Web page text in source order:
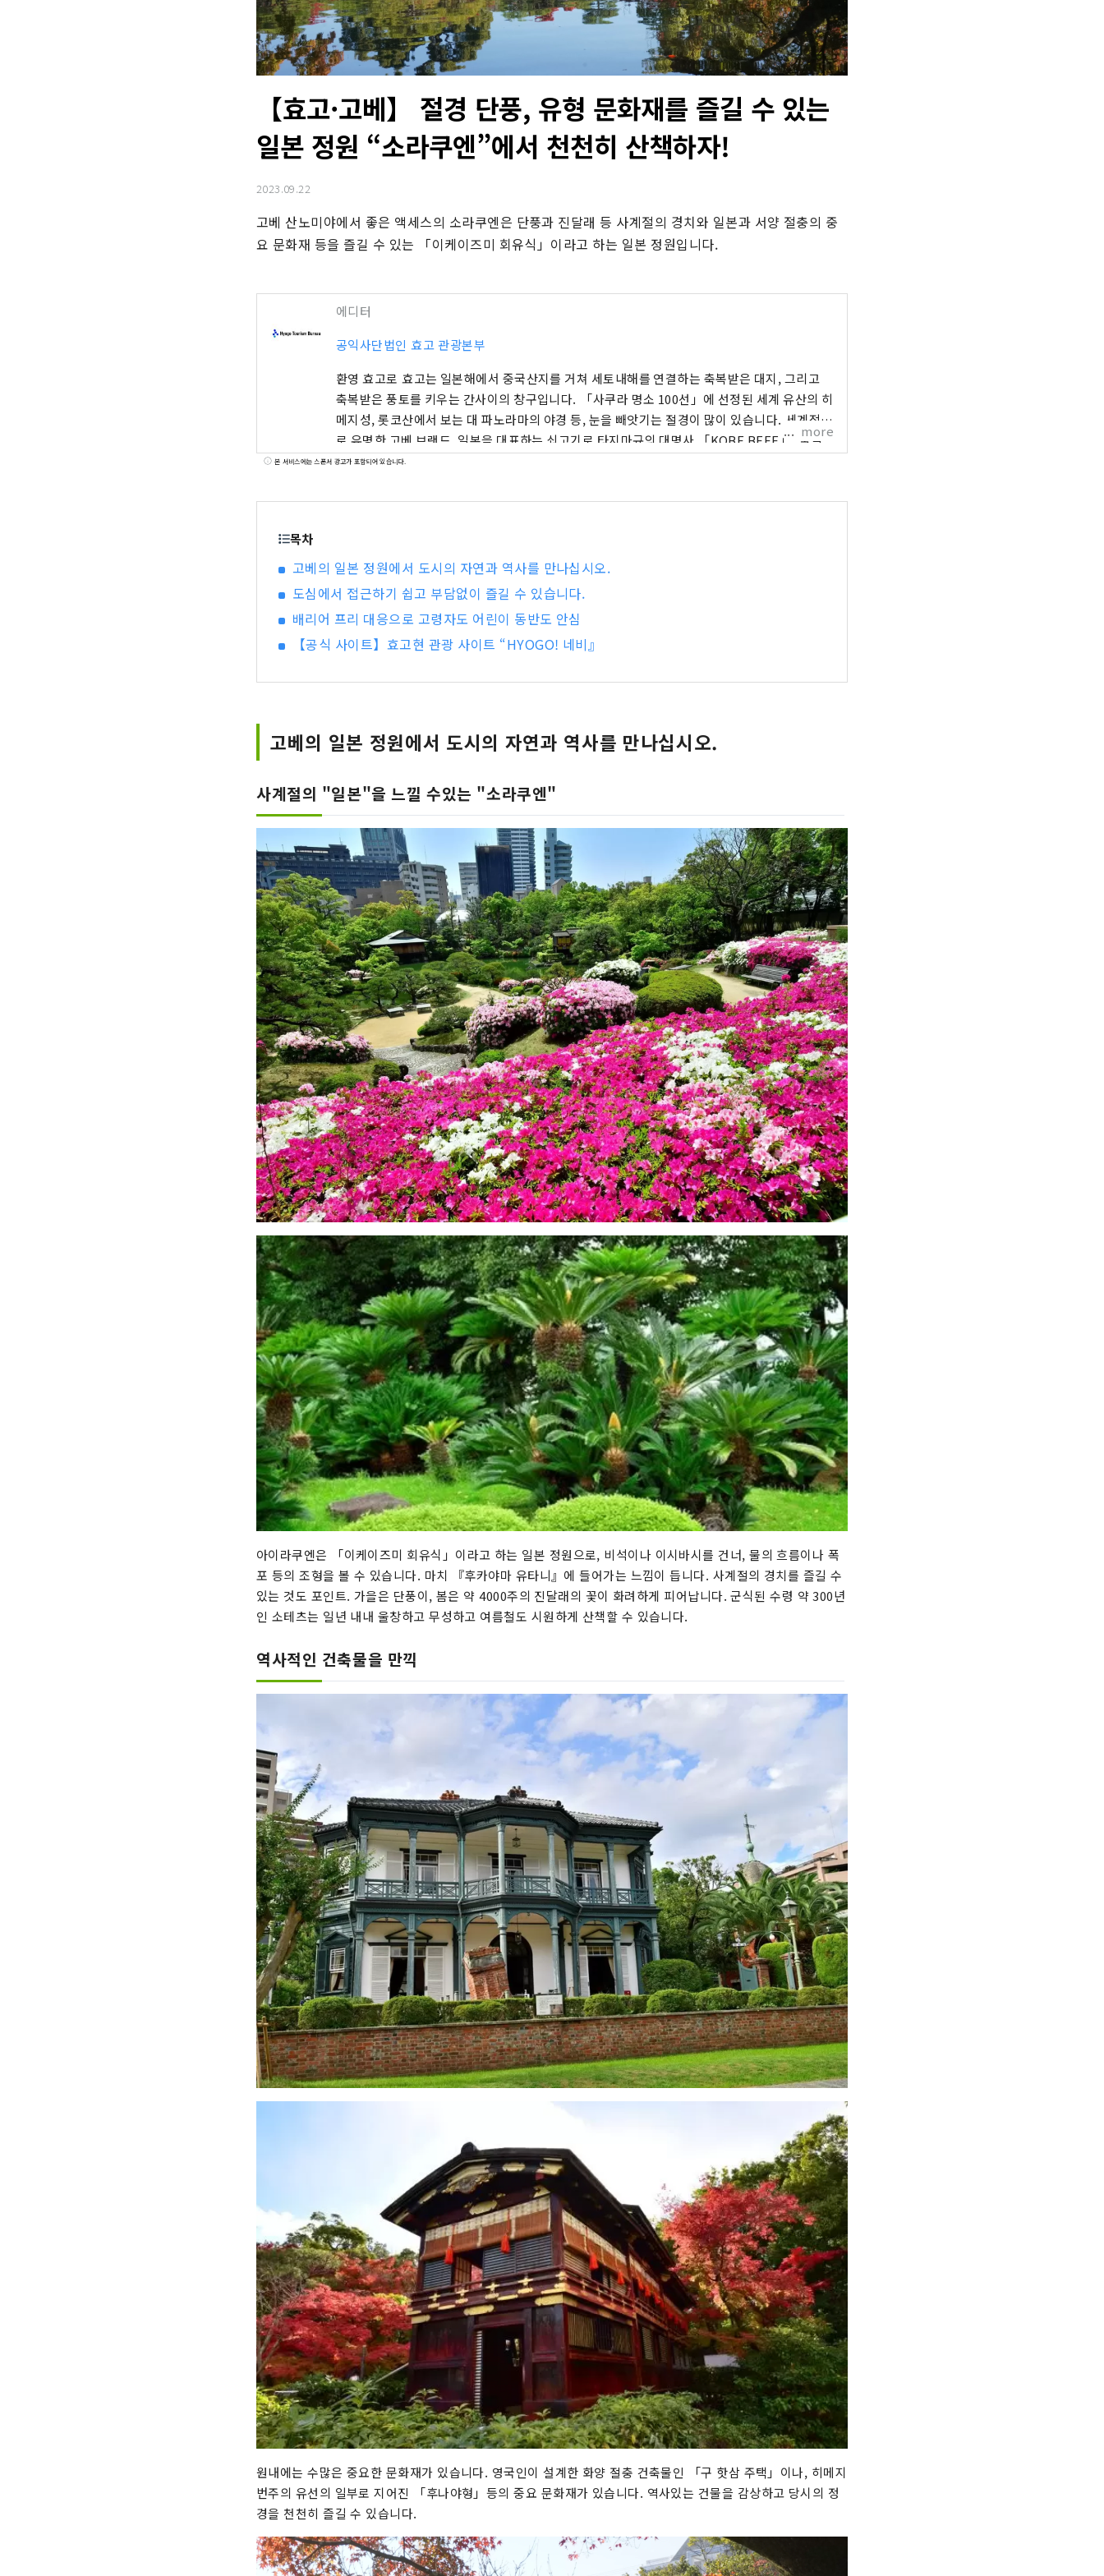
【효고·고베】 절경 단풍, 유형 문화재를 즐길 수 있는
일본 정원 “소라쿠엔”에서 천천히 산책하자!
2023.09.22
고베 산노미야에서 좋은 액세스의 소라쿠엔은 단풍과 진달래 등 사계절의 경치와 일본과 서양 절충의 중
요 문화재 등을 즐길 수 있는 「이케이즈미 회유식」이라고 하는 일본 정원입니다.
에디터
공익사단법인 효고 관광본부
환영 효고로 효고는 일본해에서 중국산지를 거쳐 세토내해를 연결하는 축복받은 대지, 그리고
축복받은 풍토를 키우는 간사이의 창구입니다. 「사쿠라 명소 100선」에 선정된 세계 유산의 히
메지성, 롯코산에서 보는 대 파노라마의 야경 등, 눈을 빼앗기는 절경이 많이 있습니다. 세계적으
로 유명한 고베 브랜드, 일본을 대표하는 쇠고기로 타지마규의 대명사 「KOBE BEEF」, 술쌀
「효고 야마다 금」은 혀가 놀라운 일품입니다. 명탕, 아리마 온천이나 많은 문학 작품에도 등장
우즈시오의 뇌명과 같이 울리는 소리, 여름에 각지에서 개최되는 불꽃놀이에서의 역동적인 소리
의 오감을 자극하는 새로운 여행을, 효고현에서 즐겨 주세요.
more
본 서비스에는 스폰서 광고가 포함되어 있습니다.
목차
고베의 일본 정원에서 도시의 자연과 역사를 만나십시오.
도심에서 접근하기 쉽고 부담없이 즐길 수 있습니다.
배리어 프리 대응으로 고령자도 어린이 동반도 안심
【공식 사이트】효고현 관광 사이트 “HYOGO! 네비』
고베의 일본 정원에서 도시의 자연과 역사를 만나십시오.
사계절의 "일본"을 느낄 수있는 "소라쿠엔"
아이라쿠엔은 「이케이즈미 회유식」이라고 하는 일본 정원으로, 비석이나 이시바시를 건너, 물의 흐름이나 폭
포 등의 조형을 볼 수 있습니다. 마치 『후카야마 유타니』에 들어가는 느낌이 듭니다. 사계절의 경치를 즐길 수
있는 것도 포인트. 가을은 단풍이, 봄은 약 4000주의 진달래의 꽃이 화려하게 피어납니다. 군식된 수령 약 300년
인 소테츠는 일년 내내 울창하고 무성하고 여름철도 시원하게 산책할 수 있습니다.
역사적인 건축물을 만끽
원내에는 수많은 중요한 문화재가 있습니다. 영국인이 설계한 화양 절충 건축물인 「구 핫삼 주택」이나, 히메지
번주의 유선의 일부로 지어진 「후나야형」등의 중요 문화재가 있습니다. 역사있는 건물을 감상하고 당시의 정
경을 천천히 즐길 수 있습니다.